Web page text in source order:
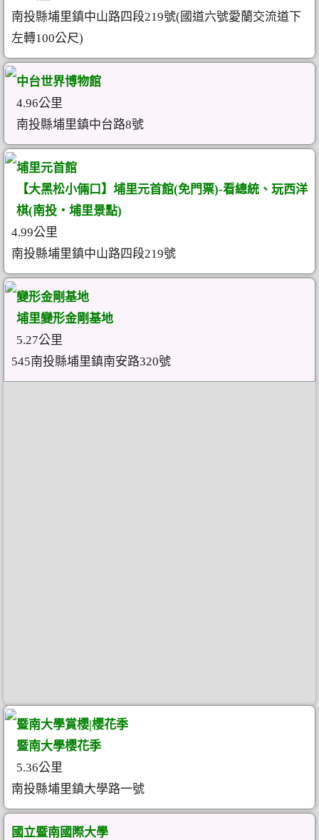
南投縣埔里鎮中山路四段219號(國道六號愛蘭交流道下
左轉100公尺)
中台世界博物館
4.96公里
南投縣埔里鎮中台路8號
埔里元首館
【大黑松小倆口】埔里元首館(免門票)-看總統、玩西洋
棋(南投‧埔里景點)
4.99公里
南投縣埔里鎮中山路四段219號
變形金剛基地
埔里變形金剛基地
5.27公里
545南投縣埔里鎮南安路320號
暨南大學賞櫻|櫻花季
暨南大學櫻花季
5.36公里
南投縣埔里鎮大學路一號
國立暨南國際大學